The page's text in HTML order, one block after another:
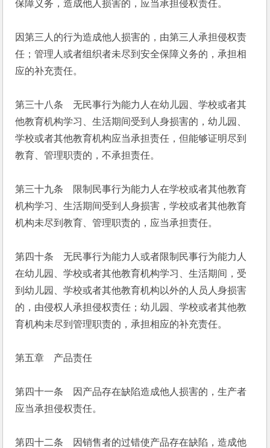
保障义务，造成他人损害的，应当承担侵权责任。
因第三人的行为造成他人损害的，由第三人承担侵权责
任；管理人或者组织者未尽到安全保障义务的，承担相
应的补充责任。
第三十八条　无民事行为能力人在幼儿园、学校或者其
他教育机构学习、生活期间受到人身损害的，幼儿园、
学校或者其他教育机构应当承担责任，但能够证明尽到
教育、管理职责的，不承担责任。
第三十九条　限制民事行为能力人在学校或者其他教育
机构学习、生活期间受到人身损害，学校或者其他教育
机构未尽到教育、管理职责的，应当承担责任。
第四十条　无民事行为能力人或者限制民事行为能力人
在幼儿园、学校或者其他教育机构学习、生活期间，受
到幼儿园、学校或者其他教育机构以外的人员人身损害
的，由侵权人承担侵权责任；幼儿园、学校或者其他教
育机构未尽到管理职责的，承担相应的补充责任。
第五章　产品责任
第四十一条　因产品存在缺陷造成他人损害的，生产者
应当承担侵权责任。
第四十二条　因销售者的过错使产品存在缺陷，造成他